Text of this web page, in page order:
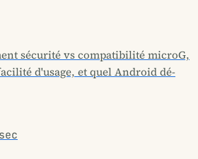
sécurité vs compatibilité microG,
d'usage, et quel Android dé-